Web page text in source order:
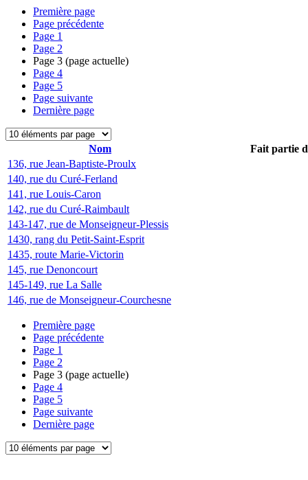
Première page
Page précédente
Page 1
Page 2
Page 3 (page actuelle)
Page 4
Page 5
Page suivante
Dernière page
Nom
Fait partie
136, rue Jean-Baptiste-Proulx
140, rue du Curé-Ferland
141, rue Louis-Caron
142, rue du Curé-Raimbault
143-147, rue de Monseigneur-Plessis
1430, rang du Petit-Saint-Esprit
1435, route Marie-Victorin
145, rue Denoncourt
145-149, rue La Salle
146, rue de Monseigneur-Courchesne
Première page
Page précédente
Page 1
Page 2
Page 3 (page actuelle)
Page 4
Page 5
Page suivante
Dernière page